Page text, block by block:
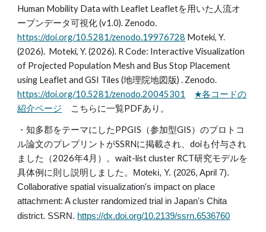
Human Mobility Data with Leaflet Leafletを用いた人流オ
ープンデータ可視化 (v1.0). Zenodo.
https://doi.org/10.5281/zenodo.19976728 Moteki, Y.
(2026). Moteki, Y. (2026). R Code: Interactive Visualization
of Projected Population Mesh and Bus Stop Placement
using Leaflet and GSI Tiles (地理院地図版) . Zenodo.
https://doi.org/10.5281/zenodo.20045301
★各コードの
紹介ページ こちらに一覧PDFあり。
・知多郡をテーマにしたPPGIS（参加型GIS）のプロトコ
ル論文のプレプリントがSSRNに掲載され、doiも付与され
ました
（2026年4月） 。wait-list cluster RCT研究モデルを
具体例に則し説明しました。
Moteki, Y. (2026, April 7).
Collaborative spatial visualization's impact on place
attachment: A cluster randomized trial in Japan's Chita
district. SSRN. https://dx.doi.org/10.2139/ssrn.6536760